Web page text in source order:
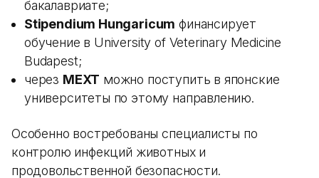
бакалавриате;
Stipendium Hungaricum финансирует
обучение в University of Veterinary Medicine
Budapest;
через MEXT можно поступить в японские
университеты по этому направлению.
Особенно востребованы специалисты по
контролю инфекций животных и
продовольственной безопасности.